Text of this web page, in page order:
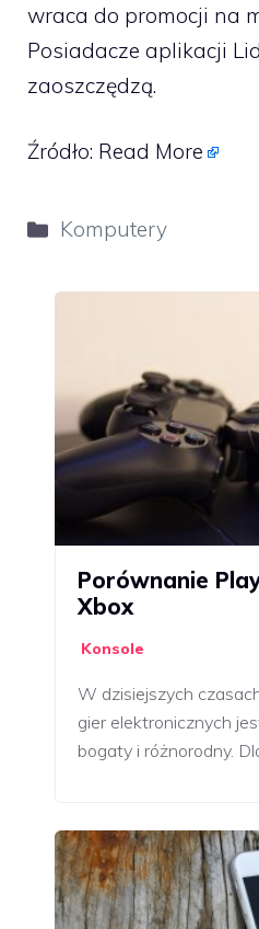
wraca do promocji na
Posiadacze aplikacji
zaoszczędzą.
Źródło: Read More
Kategorie
Komputery
Porównanie
Xbox
Konsole
W dzisiejszych
gier elektronicznych
bogaty i różnorodny.